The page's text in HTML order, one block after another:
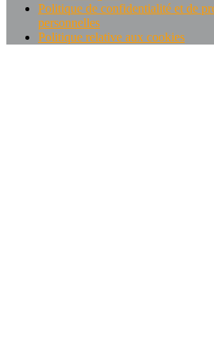
Politique de confidentialité et de
personnelles
Politique relative aux cookies